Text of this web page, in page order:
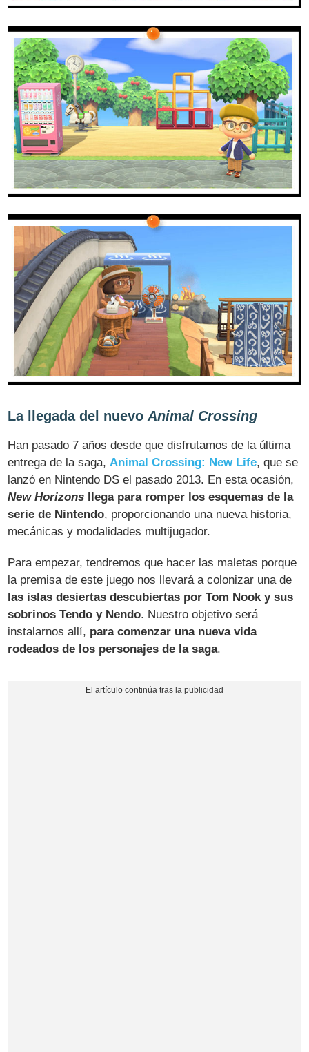
La llegada del nuevoAnimal Crossing
Han pasado 7 años desde que disfrutamos de la última
entrega de la saga,Animal Crossing: New Life, que se
lanzó en Nintendo DS el pasado 2013. En esta ocasión,
New Horizons llega para romper los esquemas de la
serie de Nintendo, proporcionando una nueva historia,
mecánicas y modalidades multijugador.
Para empezar, tendremos que hacer las maletas porque
la premisa de este juego nos llevará a colonizar una de
las islas desiertas descubiertas por Tom Nook y sus
sobrinos Tendo y Nendo. Nuestro objetivo será
instalarnos allí, para comenzar una nueva vida
rodeados de los personajes de la saga.